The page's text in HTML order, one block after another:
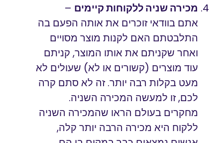
מכירה שניה ללקוחות קיימים –
אתם בוודאי זוכרים את אותה הפעם בה
התלבטתם האם לקנות מוצר מסויים
ואחר שקניתם את אותו המוצר, קניתם
עוד מוצרים (קשורים או לא) שעולים לא
מעט בקלות רבה יותר. זה לא סתם קרה
לכם, זו למעשה המכירה השניה.
מחקרים בעולם הראו שהמכירה השניה
ללקוח היא מכירה הרבה יותר קלה,